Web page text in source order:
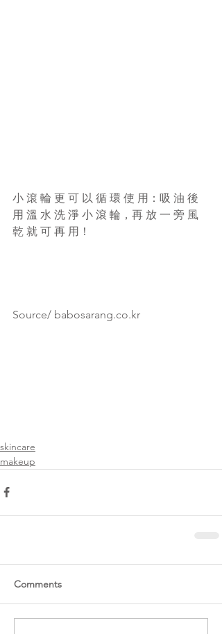
小 滾 輪 更 可 以 循 環 使 用：吸 油 後
用 溫 水 洗 淨 小 滾 輪，再 放 一 旁 風
乾 就 可 再 用！
Source/ babosarang.co.kr
skincare
makeup
Comments